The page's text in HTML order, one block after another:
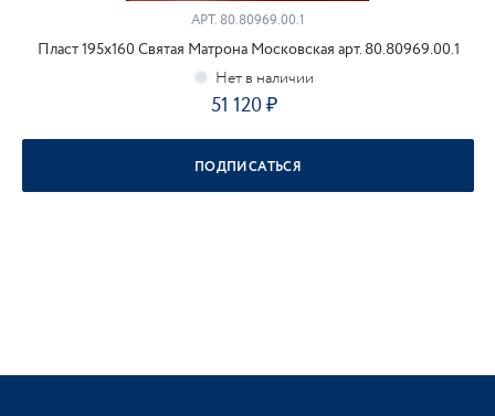
АРТ. 80.80969.00.1
Пласт 195х160 Святая Матрона Московская арт. 80.80969.00.1
51 120
ПОДПИСАТЬСЯ